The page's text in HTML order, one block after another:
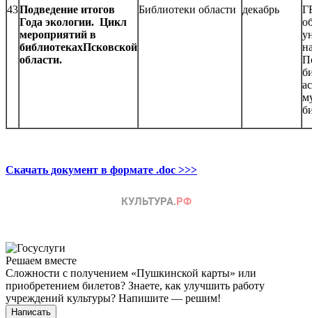
43Подведение итогов
Года экологии. Цикл
мероприятий в
библиотекахПсковской
области.
Библиотеки области декабрь
Скачать документ в формате .doc >>>
Решаем вместе
Сложности с получением «Пушкинской карты» или
приобретением билетов? Знаете, как улучшить работу
учреждений культуры? Напишите — решим!
Написать